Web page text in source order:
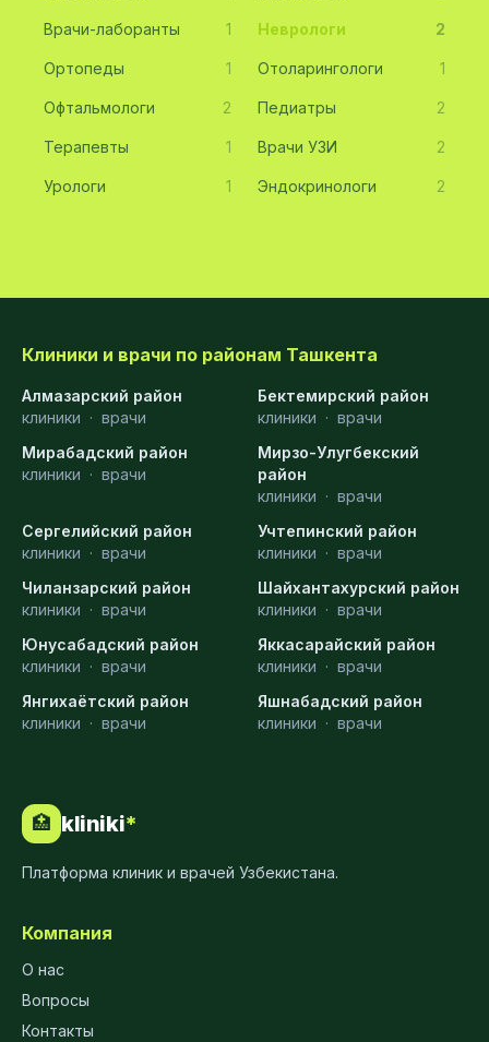
Врачи-лаборанты 1 Неврологи 2
Ортопеды 1 Отоларингологи 1
Офтальмологи 2 Педиатры 2
Терапевты 1 Врачи УЗИ 2
Урологи 1 Эндокринологи 2
Клиники и врачи по районам Ташкента
Алмазарский район
клиники · врачи
Бектемирский район
клиники · врачи
Мирабадский район
клиники · врачи
Мирзо-Улугбекский
район
клиники · врачи
Сергелийский район
клиники · врачи
Учтепинский район
клиники · врачи
Чиланзарский район
клиники · врачи
Шайхантахурский район
клиники · врачи
Юнусабадский район
клиники · врачи
Яккасарайский район
клиники · врачи
Янгихаётский район
клиники · врачи
Яшнабадский район
клиники · врачи
🏥 kliniki*
Платформа клиник и врачей Узбекистана.
Компания
О нас
Вопросы
Контакты